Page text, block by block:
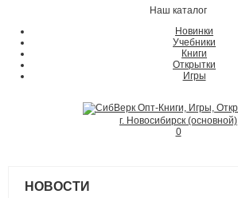
Наш каталог
Новинки
Учебники
Книги
Открытки
Игры
г. Новосибирск (основной)
0
НОВОСТИ